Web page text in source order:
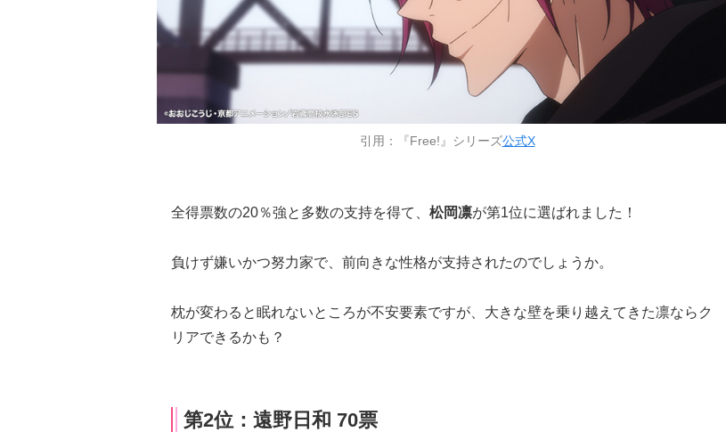
引用：『Free!』シリーズ公式X
全得票数の20％強と多数の支持を得て、 松岡凛が第1位に選ばれました！
負けず嫌いかつ努力家で、前向きな性格が支持されたのでしょうか。
枕が変わると眠れないところが不安要素ですが、大きな壁を乗り越えてきた凛ならク
リアできるかも？
第2位：遠野日和 70票